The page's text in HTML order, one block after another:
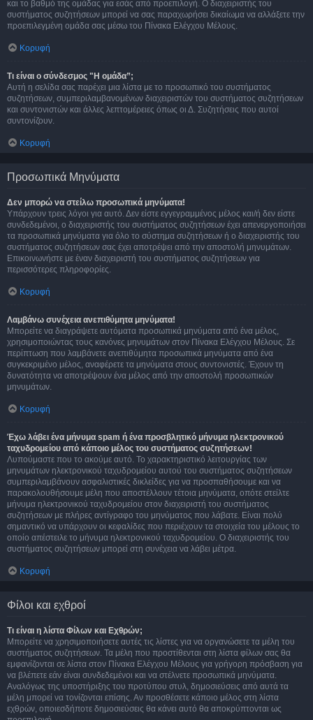
και το βαθμό της ομάδας για εσάς από προεπιλογή. Ο διαχειριστής του
συστήματος συζητήσεων μπορεί να σας παραχωρήσει δικαίωμα να αλλάξετε την
προεπιλεγμένη ομάδα σας μέσω του Πίνακα Ελέγχου Μέλους.
Κορυφή
Τι είναι ο σύνδεσμος "Η ομάδα”;
Αυτή η σελίδα σας παρέχει μια λίστα με το προσωπικό του συστήματος
συζητήσεων, συμπεριλαμβανομένων διαχειριστών του συστήματος συζητήσεων
και συντονιστών και άλλες λεπτομέρειες όπως οι Δ. Συζητήσεις που αυτοί
συντονίζουν.
Κορυφή
Προσωπικά Μηνύματα
Δεν μπορώ να στείλω προσωπικά μηνύματα!
Υπάρχουν τρεις λόγοι για αυτό. Δεν είστε εγγεγραμμένος μέλος και/ή δεν είστε
συνδεδεμένοι, ο διαχειριστής του συστήματος συζητήσεων έχει απενεργοποιήσει
τα προσωπικά μηνύματα για όλο το σύστημα συζητήσεων ή ο διαχειριστής του
συστήματος συζητήσεων σας έχει αποτρέψει από την αποστολή μηνυμάτων.
Επικοινωνήστε με έναν διαχειριστή του συστήματος συζητήσεων για
περισσότερες πληροφορίες.
Κορυφή
Λαμβάνω συνέχεια ανεπιθύμητα μηνύματα!
Μπορείτε να διαγράψετε αυτόματα προσωπικά μηνύματα από ένα μέλος,
χρησιμοποιώντας τους κανόνες μηνυμάτων στον Πίνακα Ελέγχου Μέλους. Σε
περίπτωση που λαμβάνετε ανεπιθύμητα προσωπικά μηνύματα από ένα
συγκεκριμένο μέλος, αναφέρετε τα μηνύματα στους συντονιστές. Έχουν τη
δυνατότητα να αποτρέψουν ένα μέλος από την αποστολή προσωπικών
μηνυμάτων.
Κορυφή
Έχω λάβει ένα μήνυμα spam ή ένα προσβλητικό μήνυμα ηλεκτρονικού
ταχυδρομείου από κάποιο μέλος του συστήματος συζητήσεων!
Λυπούμαστε που το ακούμε αυτό. Το χαρακτηριστικό λειτουργίας των
μηνυμάτων ηλεκτρονικού ταχυδρομείου αυτού του συστήματος συζητήσεων
συμπεριλαμβάνουν ασφαλιστικές δικλείδες για να προσπαθήσουμε και να
παρακολουθήσουμε μέλη που αποστέλλουν τέτοια μηνύματα, οπότε στείλτε
μήνυμα ηλεκτρονικού ταχυδρομείου στον διαχειριστή του συστήματος
συζητήσεων με πλήρες αντίγραφο του μηνύματος που λάβατε. Είναι πολύ
σημαντικό να υπάρχουν οι κεφαλίδες που περιέχουν τα στοιχεία του μέλους το
οποίο απέστειλε το μήνυμα ηλεκτρονικού ταχυδρομείου. Ο διαχειριστής του
συστήματος συζητήσεων μπορεί στη συνέχεια να λάβει μέτρα.
Κορυφή
Φίλοι και εχθροί
Τι είναι η λίστα Φίλων και Εχθρών;
Μπορείτε να χρησιμοποιήσετε αυτές τις λίστες για να οργανώσετε τα μέλη του
συστήματος συζητήσεων. Τα μέλη που προστίθενται στη λίστα φίλων σας θα
εμφανίζονται σε λίστα στον Πίνακα Ελέγχου Μέλους για γρήγορη πρόσβαση για
να βλέπετε εάν είναι συνδεδεμένοι και να στέλνετε προσωπικά μηνύματα.
Αναλόγως της υποστήριξης του προτύπου στυλ, δημοσιεύσεις από αυτά τα
μέλη μπορεί να τονίζονται επίσης. Αν προσθέσετε κάποιο μέλος στη λίστα
εχθρών, οποιεσδήποτε δημοσιεύσεις θα κάνει αυτό θα αποκρύπτονται ως